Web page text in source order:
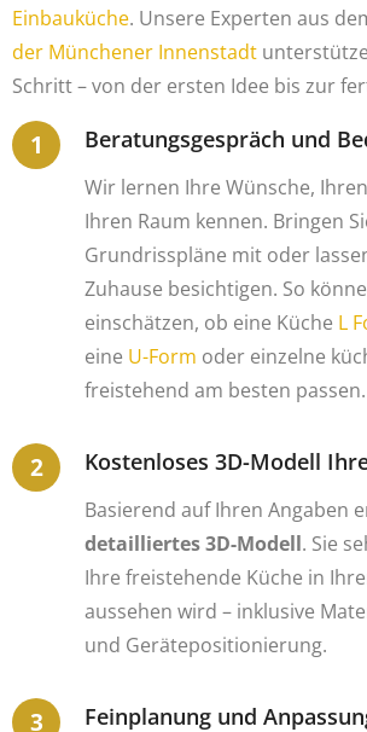
Einbauküche. Unsere Experten aus
der Münchener Innenstadt
Schritt – von der ersten Idee bis zur
Beratungsgespräch und
Wir lernen Ihre Wünsche,
Ihren Raum kennen. Bringen
Grundrisspläne mit oder
Zuhause besichtigen. So
einschätzen, ob eine Küche L
eine U-Form oder einzelne
freistehend am besten passen.
Kostenloses 3D-Modell
Basierend auf Ihren Angaben
detailliertes 3D-Modell. Sie
Ihre freistehende Küche in
aussehen wird – inklusive
und Gerätepositionierung.
Feinplanung und